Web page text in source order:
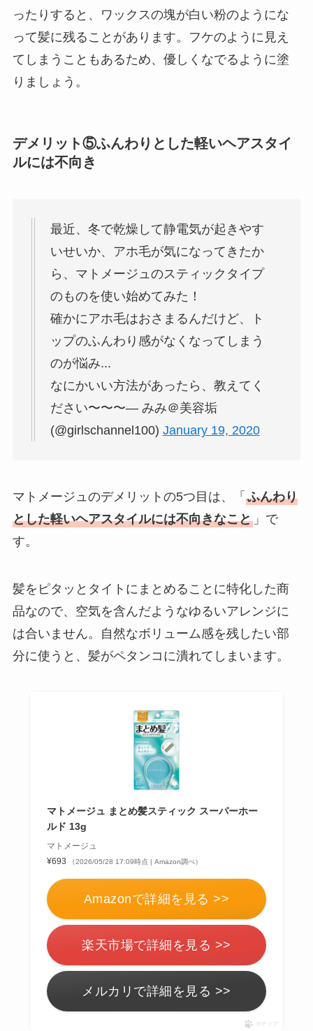
ったりすると、ワックスの塊が白い粉のようにな
って髪に残ることがあります。フケのように見え
てしまうこともあるため、優しくなでるように塗
りましょう。
デメリット⑤ふんわりとした軽いヘアスタイ
ルには不向き
最近、冬で乾燥して静電気が起きやす
いせいか、アホ毛が気になってきたか
ら、マトメージュのスティックタイプ
のものを使い始めてみた！
確かにアホ毛はおさまるんだけど、ト
ップのふんわり感がなくなってしまう
のが悩み...
なにかいい方法があったら、教えてく
ださい〜〜〜— みみ＠美容垢
(@girlschannel100) January 19, 2020
マトメージュのデメリットの5つ目は、「 ふんわり
とした軽いヘアスタイルには不向きなこと」で
す。
髪をピタッとタイトにまとめることに特化した商
品なので、空気を含んだようなゆるいアレンジに
は合いません。自然なボリューム感を残したい部
分に使うと、髪がペタンコに潰れてしまいます。
マトメージュ まとめ髪スティック スーパーホー
ルド 13g
マトメージュ
¥693
（2026/05/28 17:09時点 | Amazon調べ）
Amazonで詳細を見る >>
楽天市場で詳細を見る >>
メルカリで詳細を見る >>
ポチップ